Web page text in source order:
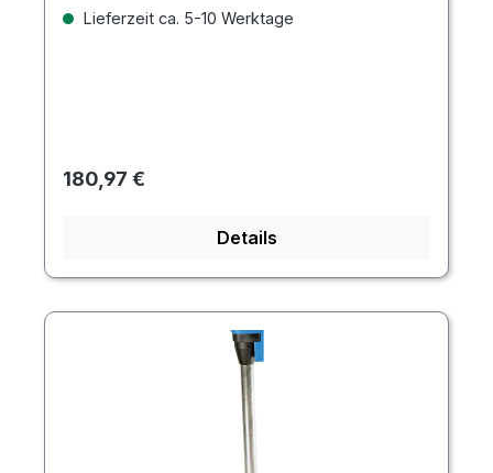
Lieferzeit ca. 5-10 Werktage
Regulärer Preis:
180,97 €
Details